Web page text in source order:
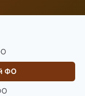
ФО